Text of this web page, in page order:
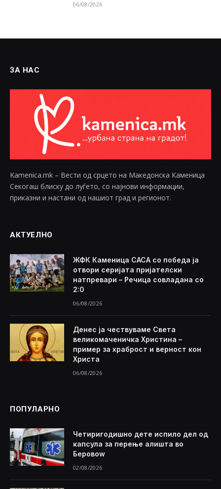
06/08/2026
ЗА НАС
Kamenica.mk – Вести од срцето на Македонска Каменица
Секогаш блиску до луѓето, со најнови информации,
приказни и настани од нашиот град и регионот.
АКТУЕЛНО
ЖФК Каменица САСА со победа ја
отвори серијата пријателски
натпревари – Речица совладана со
2:0
06/08/2026
Денес ја чествуваме Света
великомаченичка Христина –
пример за храброст и верност кон
Христа
06/08/2026
ПОПУЛАРНО
Четиригодишно дете испило дел од
капсула за перење алишта во
Беровоw
02/08/2026